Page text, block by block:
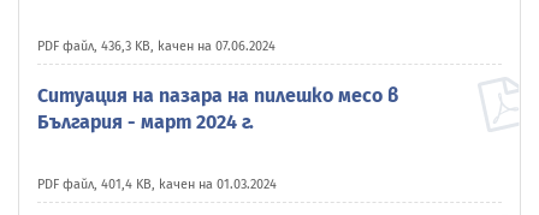
PDF файл, 436,3 KB, качен на 07.06.2024
Ситуация на пазара на пилешко месо в
България - март 2024 г.
PDF файл, 401,4 KB, качен на 01.03.2024